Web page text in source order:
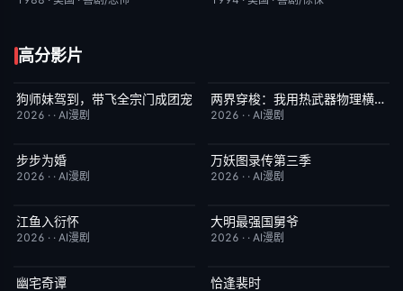
高分影片
完结 10.0
狗师妹驾到，带飞全宗门成团宠
2026 · · AI漫剧
完结 10.0两界穿梭：我用热武器物理横推修真界
2026 · · AI漫剧
完结
步步为婚
2026 · · AI漫剧
完结
万妖图录传第三季
2026 · · AI漫剧
完结
江鱼入衍怀
2026 · · AI漫剧
完结
大明最强国舅爷
2026 · · AI漫剧
更新至第14集
幽宅奇谭 完结
恰逢裴时